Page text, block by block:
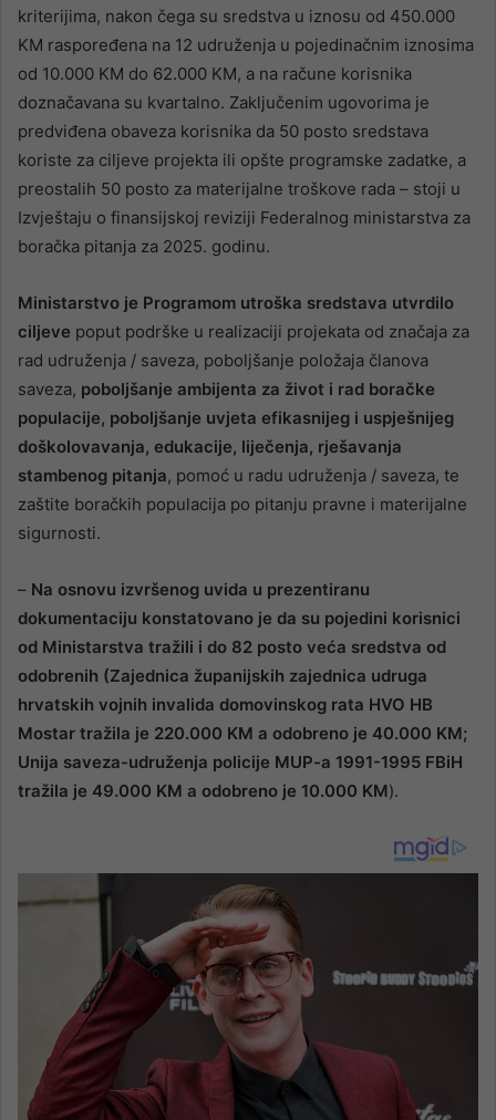
kriterijima, nakon čega su sredstva u iznosu od 450.000
KM raspoređena na 12 udruženja u pojedinačnim iznosima
od 10.000 KM do 62.000 KM, a na račune korisnika
doznačavana su kvartalno. Zaključenim ugovorima je
predviđena obaveza korisnika da 50 posto sredstava
koriste za ciljeve projekta ili opšte programske zadatke, a
preostalih 50 posto za materijalne troškove rada – stoji u
Izvještaju o finansijskoj reviziji Federalnog ministarstva za
boračka pitanja za 2025. godinu.
Ministarstvo je Programom utroška sredstava utvrdilo
ciljeve poput podrške u realizaciji projekata od značaja za
rad udruženja / saveza, poboljšanje položaja članova
saveza, poboljšanje ambijenta za život i rad boračke
populacije, poboljšanje uvjeta efikasnijeg i uspješnijeg
doškolovavanja, edukacije, liječenja, rješavanja
stambenog pitanja, pomoć u radu udruženja / saveza, te
zaštite boračkih populacija po pitanju pravne i materijalne
sigurnosti.
– Na osnovu izvršenog uvida u prezentiranu
dokumentaciju konstatovano je da su pojedini korisnici
od Ministarstva tražili i do 82 posto veća sredstva od
odobrenih (Zajednica županijskih zajednica udruga
hrvatskih vojnih invalida domovinskog rata HVO HB
Mostar tražila je 220.000 KM a odobreno je 40.000 KM;
Unija saveza-udruženja policije MUP-a 1991-1995 FBiH
tražila je 49.000 KM a odobreno je 10.000 KM).